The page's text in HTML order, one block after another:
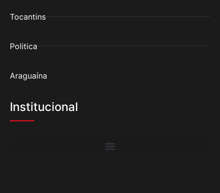
Tocantins
Politica
Araguaína
Institucional